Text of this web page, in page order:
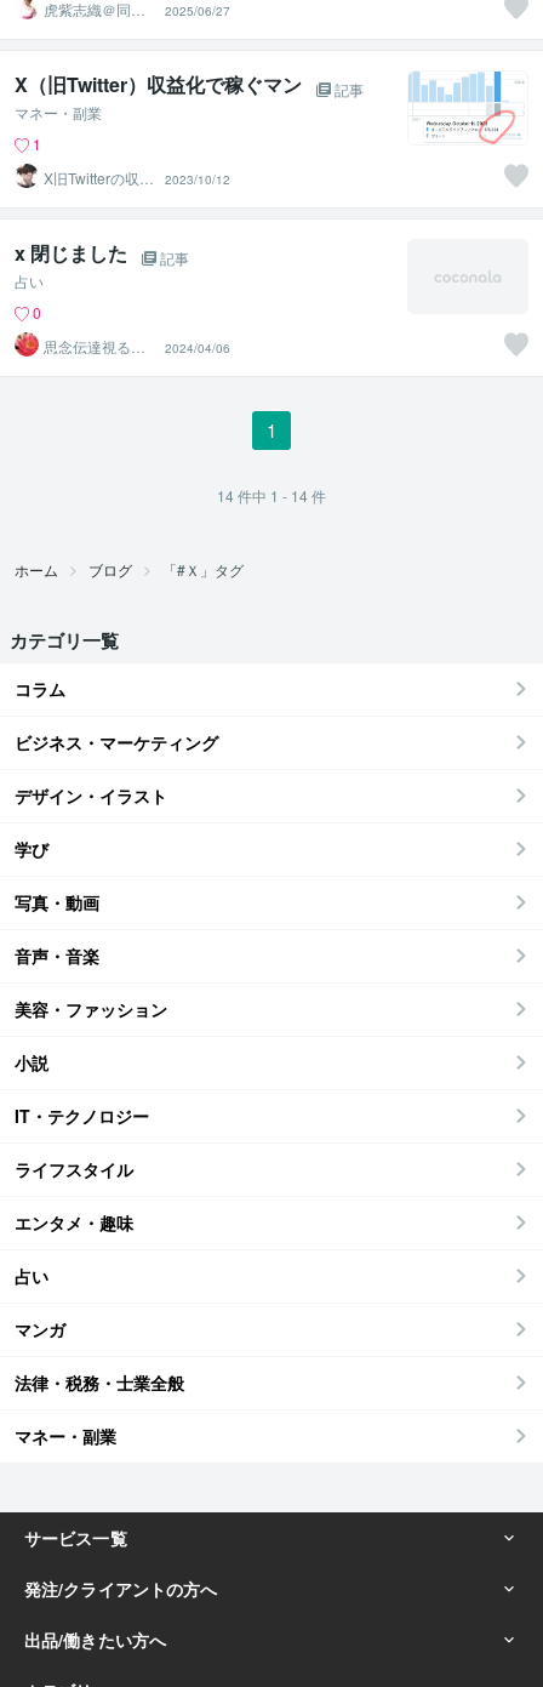
虎紫志織＠同じ
目線の『駆け込
み寺』
2025/06/27
X（旧Twitter）収益化で稼ぐマン
記事
マネー・副業
1
X旧Twitterの収益
化で稼ぐマン
2023/10/12
x 閉じました
記事
占い
0
思念伝達視る恒
星
2024/04/06
1
14件中 1 - 14件
ホーム ブログ 「#Ｘ」タグ
カテゴリ一覧
コラム
ビジネス・マーケティング
デザイン・イラスト
学び
写真・動画
音声・音楽
美容・ファッション
小説
IT・テクノロジー
ライフスタイル
エンタメ・趣味
占い
マンガ
法律・税務・士業全般
マネー・副業